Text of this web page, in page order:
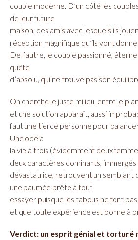
couple moderne. D’un côté les
de leur future
maison, des amis avec lesquels ils
réception magnifique qu’ils vont
De l’autre, le couple passionné,
quête
d’absolu, qui ne trouve pas son
On cherche le juste milieu, entre le
et une solution apparaît, aussi
faut une tierce personne pour
Une ode à
la vie à trois (évidemment deux
deux caractères dominants, immergés
dévastatrice, retrouvent un semblant
une paumée prête à tout
essayer puisque les tabous ne font
et que toute expérience est bonne à
Verdict: un esprit génial et torturé